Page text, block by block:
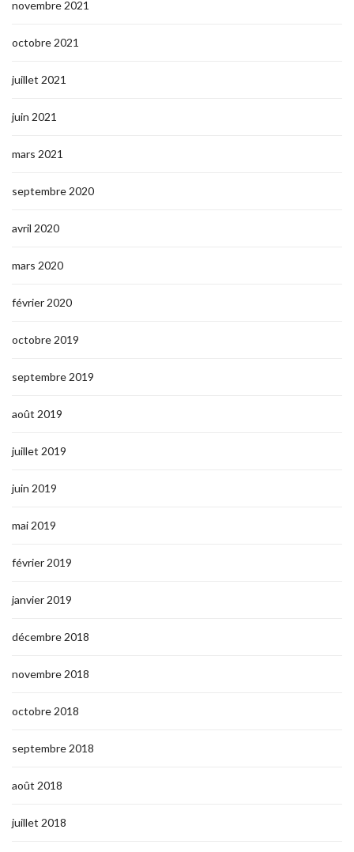
novembre 2021
octobre 2021
juillet 2021
juin 2021
mars 2021
septembre 2020
avril 2020
mars 2020
février 2020
octobre 2019
septembre 2019
août 2019
juillet 2019
juin 2019
mai 2019
février 2019
janvier 2019
décembre 2018
novembre 2018
octobre 2018
septembre 2018
août 2018
juillet 2018